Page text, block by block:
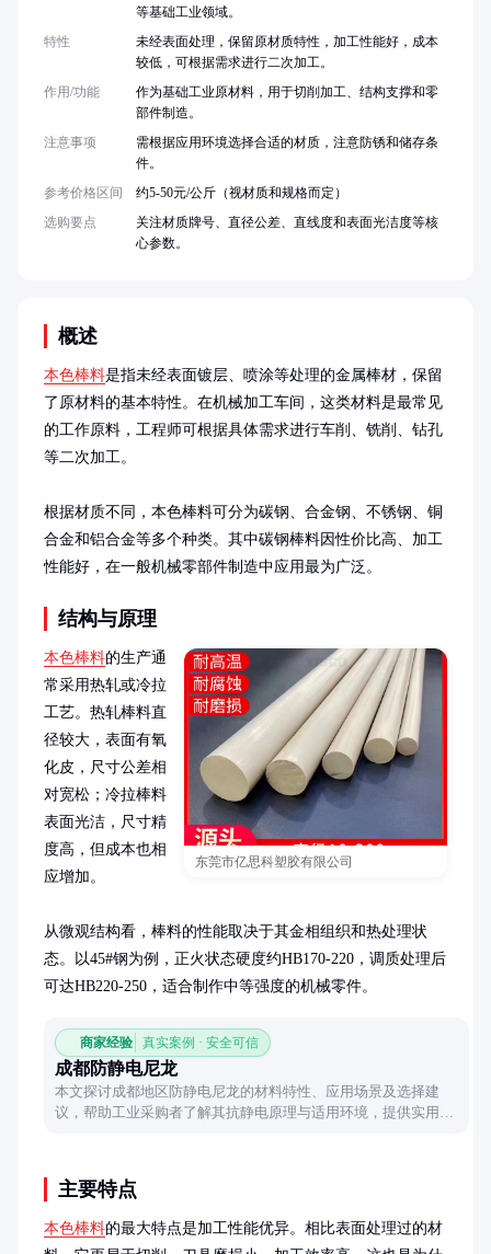
概述
本色棒料是指未经表面镀层、喷涂等处理的金属棒材，保留
了原材料的基本特性。在机械加工车间，这类材料是最常见
的工作原料，工程师可根据具体需求进行车削、铣削、钻孔
等二次加工。
根据材质不同，本色棒料可分为碳钢、合金钢、不锈钢、铜
合金和铝合金等多个种类。其中碳钢棒料因性价比高、加工
性能好，在一般机械零部件制造中应用最为广泛。
结构与原理
东莞市亿思科塑胶有限公司
本色棒料的生产通
常采用热轧或冷拉
工艺。热轧棒料直
径较大，表面有氧
化皮，尺寸公差相
对宽松；冷拉棒料
表面光洁，尺寸精
度高，但成本也相
应增加。
从微观结构看，棒料的性能取决于其金相组织和热处理状
态。以45#钢为例，正火状态硬度约HB170-220，调质处理后
可达HB220-250，适合制作中等强度的机械零件。
商家经验 真实案例 · 安全可信
成都防静电尼龙
本文探讨成都地区防静电尼龙的材料特性、应用场景及选择建
议，帮助工业采购者了解其抗静电原理与适用环境，提供实用参
主要特点
本色棒料的最大特点是加工性能优异。相比表面处理过的材
等基础工业领域。
特性
未经表面处理，保留原材质特性，加工性能好，成本
较低，可根据需求进行二次加工。
作用/功能
作为基础工业原材料，用于切削加工、结构支撑和零
部件制造。
注意事项
需根据应用环境选择合适的材质，注意防锈和储存条
件。
参考价格区间
约5-50元/公斤（视材质和规格而定）
选购要点
关注材质牌号、直径公差、直线度和表面光洁度等核
心参数。